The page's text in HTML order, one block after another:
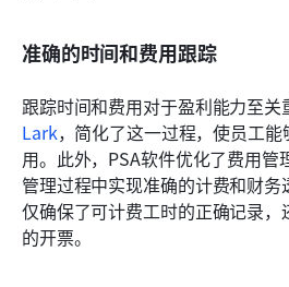
准确的时间和费用跟踪
跟踪时间和费用对于盈利能力至关
Lark，简化了这一过程，使员工
用。此外，PSA软件优化了费用管
管理过程中实现准确的计费和财
仅确保了可计费工时的正确记录
的开票。